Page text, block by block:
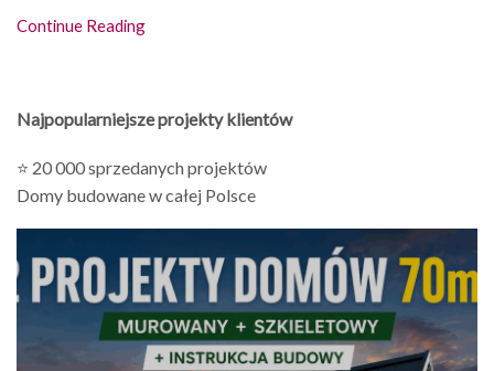
Continue Reading
Najpopularniejsze projekty klientów
⭐ 20 000 sprzedanych projektów
Domy budowane w całej Polsce